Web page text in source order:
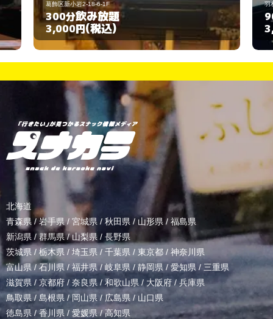
羽村市小作台1-12-8
90分飲み放題
3,000円(税込)
北海道
青森県 / 岩手県/ 宮城県 / 秋田県 / 山形県/ 福島県
新潟県 /群馬県/山梨県 / 長野県
茨城県 / 栃木県 / 埼玉県 / 千葉県 / 東京都 / 神奈川県
富山県 /石川県/福井県/岐阜県 / 静岡県 / 愛知県 / 三重県
滋賀県 / 京都府 / 奈良県 / 和歌山県/ 大阪府 /兵庫県
鳥取県/ 島根県 /岡山県/ 広島県 / 山口県
徳島県 /香川県 / 愛媛県/高知県